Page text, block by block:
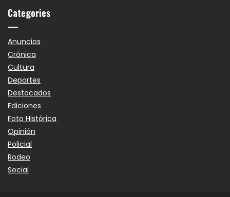
Categories
Anuncios
Crónica
Cultura
Deportes
Destacados
Ediciones
Foto Histórica
Opinión
Policial
Rodeo
Social